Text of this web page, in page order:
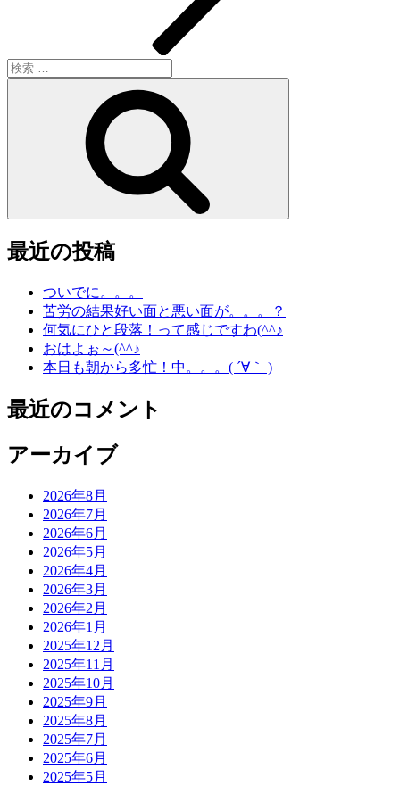
検
索:
最近の投稿
ついでに。。。
苦労の結果好い面と悪い面が。。。？
何気にひと段落！って感じですわ(^^♪
おはよぉ～(^^♪
本日も朝から多忙！中。。。( ´∀｀ )
最近のコメント
アーカイブ
2026年8月
2026年7月
2026年6月
2026年5月
2026年4月
2026年3月
2026年2月
2026年1月
2025年12月
2025年11月
2025年10月
2025年9月
2025年8月
2025年7月
2025年6月
2025年5月